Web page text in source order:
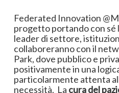
Federated Innovation
progetto portando con sé
leader di settore,
collaboreranno con il
Park, dove pubblico e
positivamente in una
particolarmente attenta
necessità. La curadel